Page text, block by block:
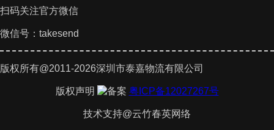
扫码关注官方微信
微信号：takesend
版权所有@2011-2026深圳市泰嘉物流有限公司
版权声明 粤ICP备12027267号
技术支持@云竹春英网络